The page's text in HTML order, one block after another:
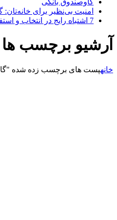
گاوصندوق بانکی
امنیت بی‌نظیر برای خانه‌تان:
7 اشتباه رایج در انتخاب و استفاده از گاوصندوق خانگی ضد حریق
آرشیو برچسب ها
خانهپست های برچسب زده شده